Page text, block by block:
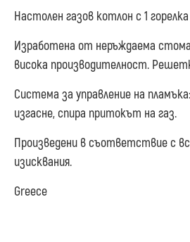
Настолен газов котлон с 1 горелкa
Изработена от неръждаема
висока производителност.
Система за управление на
изгасне, спира притокът на газ.
Произведени в съответствие с
изисквания.
Greece